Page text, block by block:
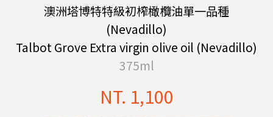
澳洲塔博特特級初榨橄欖油單一品種
(Nevadillo)
Talbot Grove Extra virgin olive oil (Nevadillo)
375ml
NT. 1,100